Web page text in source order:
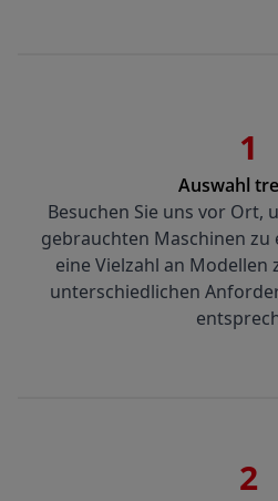
1
Auswahl
Besuchen Sie uns vor Ort,
gebrauchten Maschinen zu
eine Vielzahl an Modellen
unterschiedlichen
2